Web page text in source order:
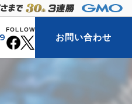
FOLLOW
お問い合わせ